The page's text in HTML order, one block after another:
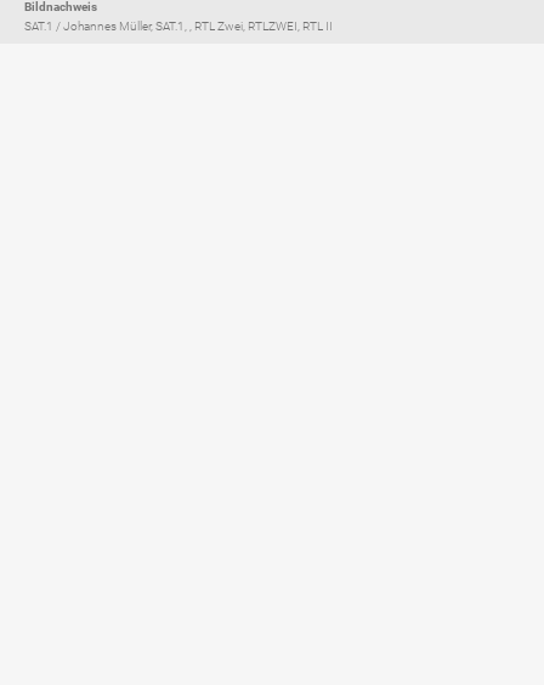
Bildnachweis
SAT.1 / Johannes Müller, SAT.1, , RTL Zwei, RTLZWEI, RTL II